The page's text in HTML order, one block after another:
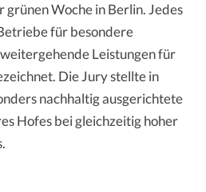
grünen Woche in Berlin. Jedes
für besondere
Leistungen für
Die Jury stellte in
nachhaltig ausgerichtete
Hofes bei gleichzeitig hoher